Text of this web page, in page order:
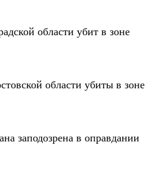
области убит в зоне
области убиты в зоне
заподозрена в оправдании